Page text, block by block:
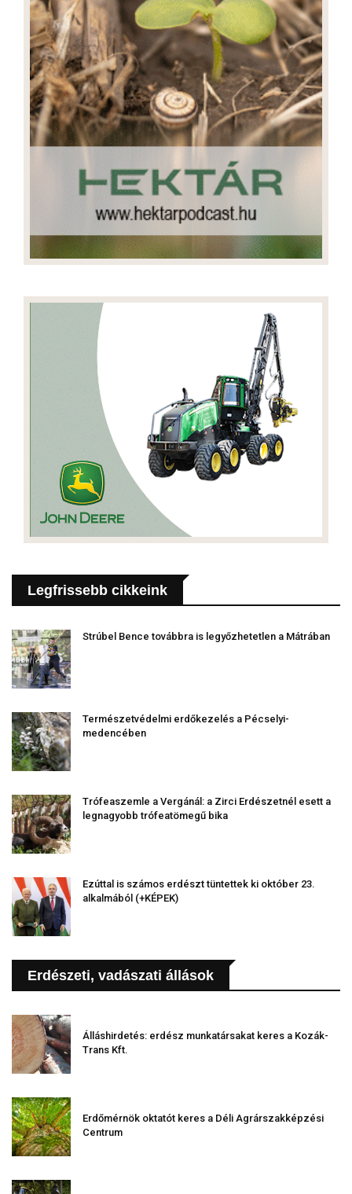
Legfrissebb cikkeink
Strúbel Bence továbbra is legyőzhetetlen a Mátrában
Természetvédelmi erdőkezelés a Pécselyi-
medencében
Trófeaszemle a Vergánál: a Zirci Erdészetnél esett a
legnagyobb trófeatömegű bika
Ezúttal is számos erdészt tüntettek ki október 23.
alkalmából (+KÉPEK)
Erdészeti, vadászati állások
Álláshirdetés: erdész munkatársakat keres a Kozák-
Trans Kft.
Erdőmérnök oktatót keres a Déli Agrárszakképzési
Centrum